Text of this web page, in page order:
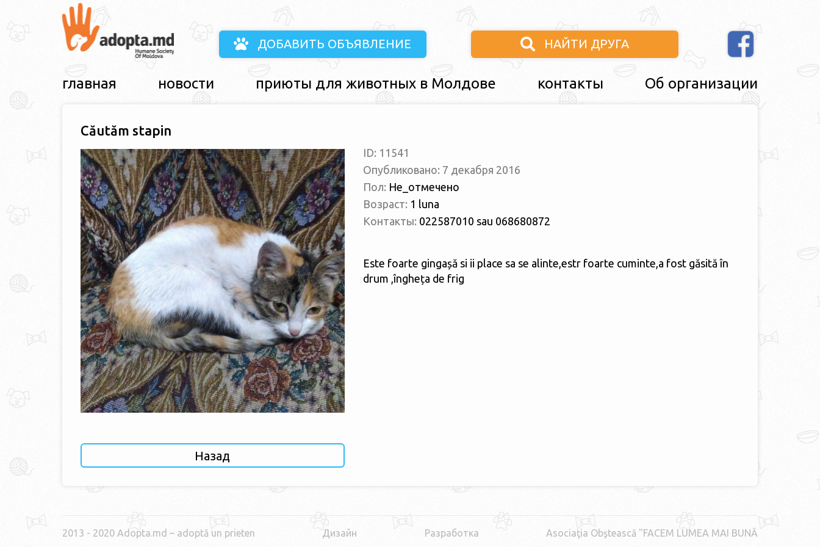
ДОБАВИТЬ ОБЪЯВЛЕНИЕ НАЙТИ ДРУГА
главная новости приюты для животных в Молдове контакты Об организации
Căutăm stapin
Назад
ID: 11541
Опубликовано: 7 декабря 2016
Пол: Не_отмечено
Возраст: 1 luna
Контакты: 022587010 sau 068680872
Este foarte gingașă si ii place sa se alinte,estr foarte cuminte,a fost găsită în
drum ,îngheța de frig
2013 - 2020 Adopta.md – adoptă un prieten Дизайн Разработка Asociaţia Obştească "FACEM LUMEA MAI BUNĂ